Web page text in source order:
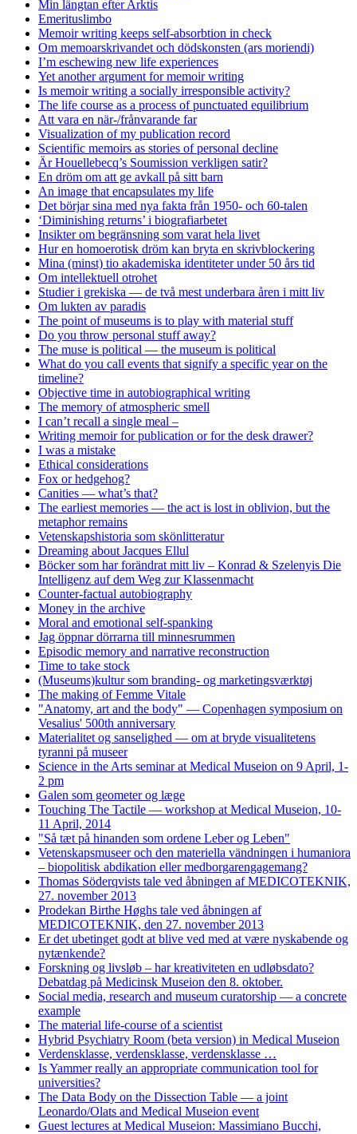
Min längtan efter Arktis
Emerituslimbo
Memoir writing keeps self-absorbtion in check
Om memoarskrivandet och dödskonsten (ars moriendi)
I’m eschewing new life experiences
Yet another argument for memoir writing
Is memoir writing a socially irresponsible activity?
The life course as a process of punctuated equilibrium
Att vara en när-/frånvarande far
Visualization of my publication record
Scientific memoirs as stories of personal decline
Är Houellebecq’s Soumission verkligen satir?
En dröm om att ge avkall på sitt barn
An image that encapsulates my life
Det börjar sina med nya fakta från 1950- och 60-talen
‘Diminishing returns’ i biografiarbetet
Insikter om begränsning som varat hela livet
Hur en homoerotisk dröm kan bryta en skrivblockering
Mina (minst) tio akademiska identiteter under 50 års tid
Om intellektuell otrohet
Studier i grekiska — de två mest underbara åren i mitt liv
Om lukten av paradis
The point of museums is to play with material stuff
Do you throw personal stuff away?
The muse is political — the museum is political
What do you call events that signify a specific year on the
timeline?
Objective time in autobiographical writing
The memory of atmospheric smell
I can’t recall a single meal –
Writing memoir for publication or for the desk drawer?
I was a mistake
Ethical considerations
Fox or hedgehog?
Canities — what’s that?
The earliest memories — the act is lost in oblivion, but the
metaphor remains
Vetenskapshistoria som skönlitteratur
Dreaming about Jacques Ellul
Böcker som har forändrat mitt liv – Konrad & Szelenyis Die
Intelligenz auf dem Weg zur Klassenmacht
Counter-factual autobiography
Money in the archive
Moral and emotional self-spanking
Jag öppnar dörrarna till minnesrummen
Episodic memory and narrative reconstruction
Time to take stock
(Museums)kultur som branding- og marketingsværktøj
The making of Femme Vitale
"Anatomy, art and the body" — Copenhagen symposium on
Vesalius' 500th anniversary
Materialitet og sanselighed — om at bryde visualitetens
tyranni på museer
Science in the Arts seminar at Medical Museion on 9 April, 1-
2 pm
Galen som geometer og læge
Touching The Tactile — workshop at Medical Museion, 10-
11 April, 2014
"Så tæt på hinanden som ordene Leber og Leben"
Vetenskapsmuseer och den materiella vändningen i humaniora
– biopolitisk abdikation eller medborgarengagemang?
Thomas Söderqvists tale ved åbningen af MEDICOTEKNIK,
27. november 2013
Prodekan Birthe Høghs tale ved åbningen af
MEDICOTEKNIK, den 27. november 2013
Er det ubetinget godt at blive ved med at være nyskabende og
nytænkende?
Forskning og livsløb – har kreativiteten en udløbsdato?
Debatdag på Medicinsk Museion den 8. oktober.
Social media, research and museum curatorship — a concrete
example
The material life-course of a scientist
Hybrid Psychiatry Room (beta version) in Medical Museion
Verdensklasse, verdensklasse, verdensklasse …
Is Yammer really an appropriate communication tool for
universities?
The Data Body on the Dissection Table — a joint
Leonardo/Olats and Medical Museion event
Guest lectures at Medical Museion: Massimiano Bucchi,